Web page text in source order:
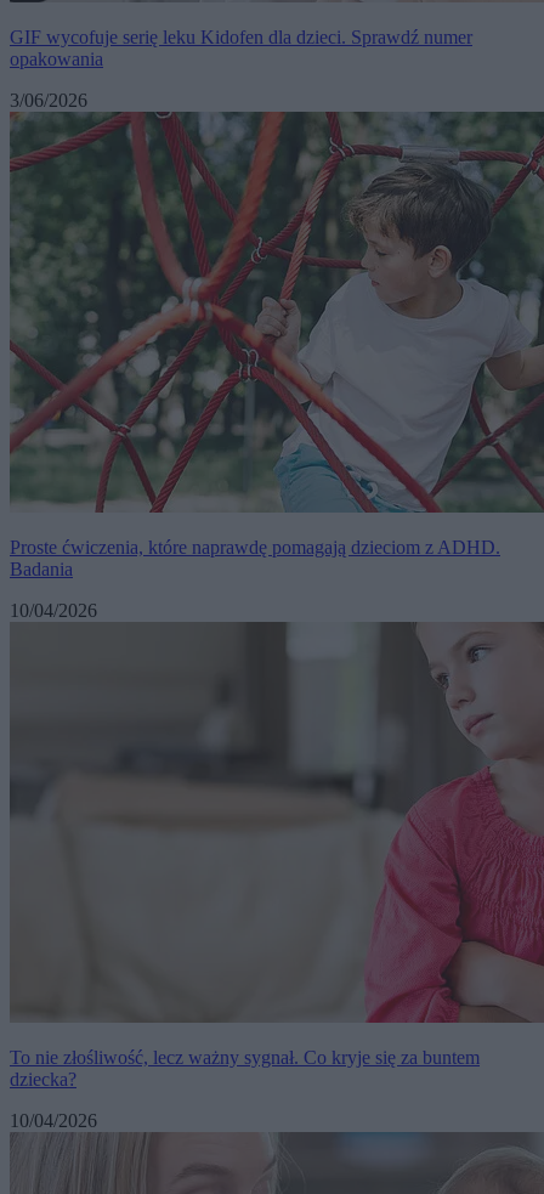
GIF wycofuje serię leku Kidofen dla dzieci. Sprawdź numer
opakowania
3/06/2026
Proste ćwiczenia, które naprawdę pomagają dzieciom z ADHD.
Badania
10/04/2026
To nie złośliwość, lecz ważny sygnał. Co kryje się za buntem
dziecka?
10/04/2026